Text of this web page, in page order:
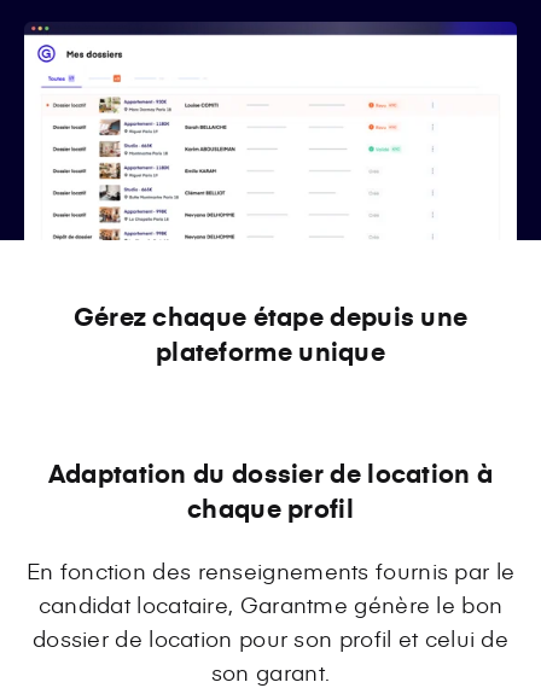
Gérez chaque étape depuis une
plateforme unique
Adaptation du dossier de location à
chaque profil
En fonction des renseignements fournis par le
candidat locataire, Garantme génère le bon
dossier de location pour son profil et celui de
son garant.